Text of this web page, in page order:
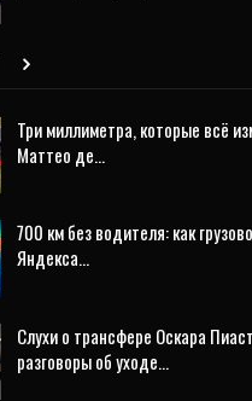
Три миллиметра, которые всё
Маттео де…
700 км без водителя: как
Яндекса…
Слухи о трансфере Оскара
разговоры об уходе…